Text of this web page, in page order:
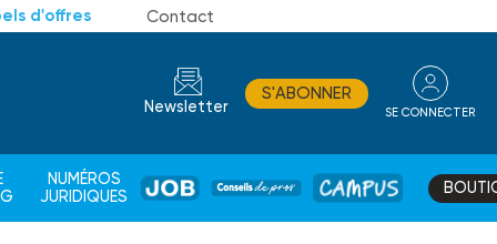
d'offres Contact
Newsletter
S'ABONNER
SE CONNECTER
NUMÉROS
JURIDIQUES
JOB
DE
CAMPUS